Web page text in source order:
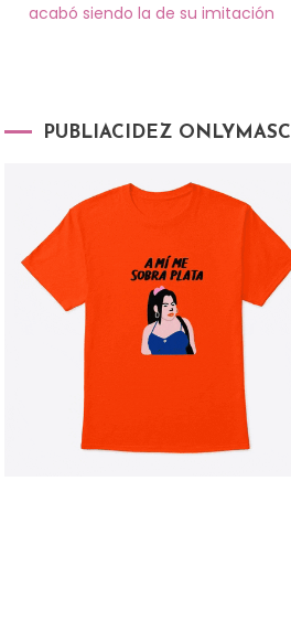
acabó siendo la de su imitación
PUBLIACIDEZ ONLYMASC